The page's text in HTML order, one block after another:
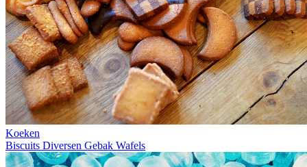
Koeken
Biscuits Diversen Gebak Wafels